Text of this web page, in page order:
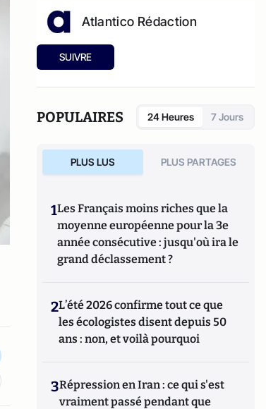
Atlantico Rédaction
SUIVRE
POPULAIRES 24 Heures 7 Jours
PLUS LUS PLUS PARTAGES
1Les Français moins riches que la
moyenne européenne pour la 3e
année consécutive : jusqu'où ira le
grand déclassement ?
2L’été 2026 confirme tout ce que
les écologistes disent depuis 50
ans : non, et voilà pourquoi
3Répression en Iran : ce qui s'est
vraiment passé pendant que